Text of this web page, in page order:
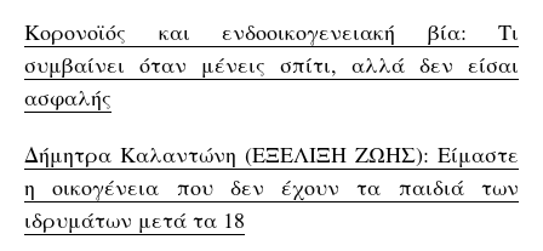
Κορονοϊός και ενδοοικογενειακή βία: Τι
συμβαίνει όταν μένεις σπίτι, αλλά δεν είσαι
ασφαλής
Δήμητρα Καλαντώνη (ΕΞΕΛΙΞΗ ΖΩΗΣ): Είμαστε
η οικογένεια που δεν έχουν τα παιδιά των
ιδρυμάτων μετά τα 18